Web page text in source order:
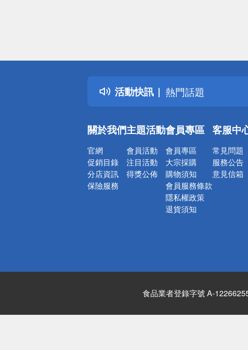
活動快訊
詐騙網頁！請小心
得獎公告
熱門話題
銀行優惠
詐騙網頁！請小心
關於我們
官網
促銷目錄
分店資訊
保險服務
主題活動
會員活動
注目活動
得獎公佈
會員專區
會員專區
大宗採購
購物須知
會員服務條款
隱私權政策
退貨須知
客服中
常見問題
服務公告
意見信箱
食品業者登錄字號 A-